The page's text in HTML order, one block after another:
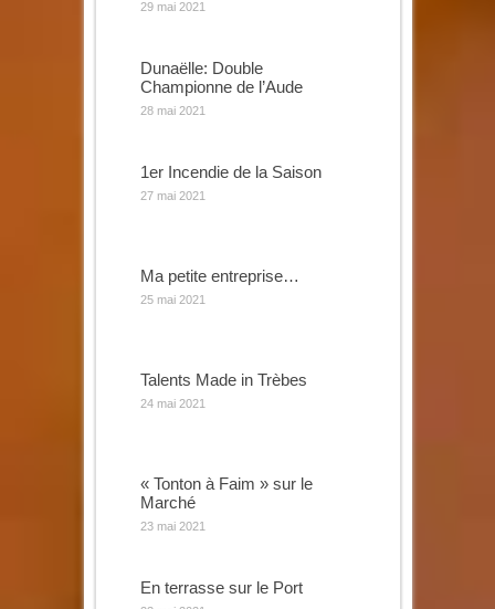
29 mai 2021
Dunaëlle: Double
Championne de l’Aude
28 mai 2021
1er Incendie de la Saison
27 mai 2021
Ma petite entreprise…
25 mai 2021
Talents Made in Trèbes
24 mai 2021
« Tonton à Faim » sur le
Marché
23 mai 2021
En terrasse sur le Port